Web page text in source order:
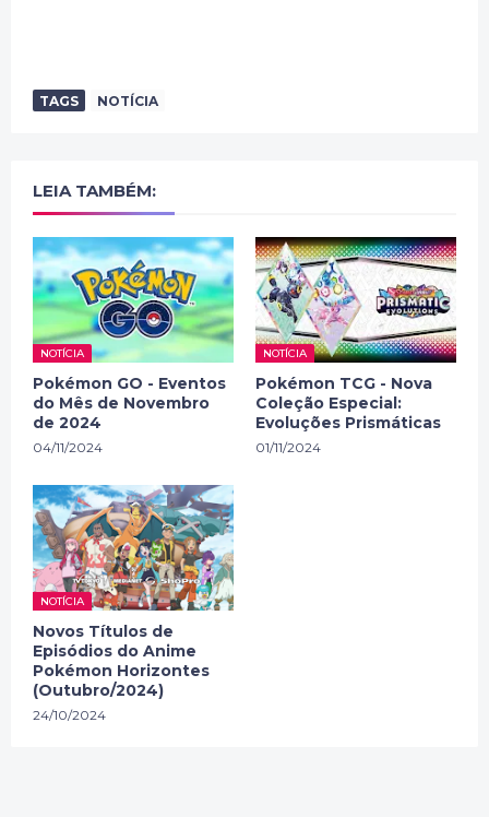
TAGS NOTÍCIA
LEIA TAMBÉM:
NOTÍCIA
Pokémon GO - Eventos
do Mês de Novembro
de 2024
04/11/2024
NOTÍCIA
Pokémon TCG - Nova
Coleção Especial:
Evoluções Prismáticas
01/11/2024
NOTÍCIA
Novos Títulos de
Episódios do Anime
Pokémon Horizontes
(Outubro/2024)
24/10/2024